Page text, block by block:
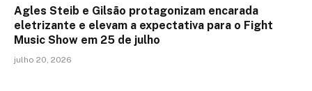
Agles Steib e Gilsão protagonizam encarada
eletrizante e elevam a expectativa para o Fight
Music Show em 25 de julho
julho 20, 2026